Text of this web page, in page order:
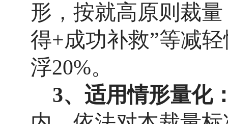
形，按就高原则裁
得+成功补救”等减
浮20%。
3、适用情形量化